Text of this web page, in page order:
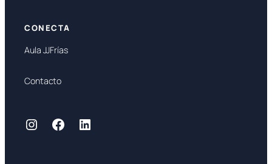
CONECTA
Aula JJFrías
Contacto
Instagram
Facebook
LinkedIn